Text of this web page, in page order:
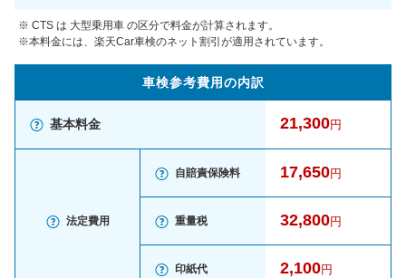
※ CTS は 大型乗用車 の区分で料金が計算されます。
※本料金には、楽天Car車検のネット割引が適用されています。
車検参考費用の内訳
基本料金 21,300円
法定費用
自賠責保険料 17,650円
重量税 32,800円
印紙代 2,100円